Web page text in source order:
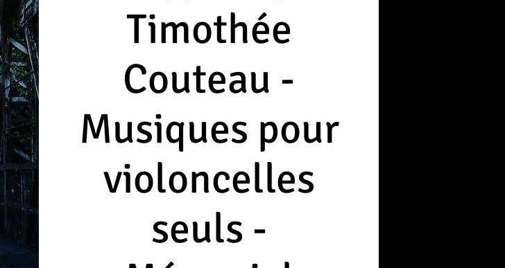
Timothée
Couteau -
Musiques pour
violoncelles
seuls -